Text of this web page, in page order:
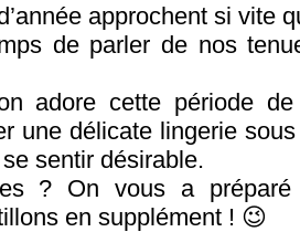
approchent si vite
de parler de nos
adore cette période
une délicate lingerie
sentir désirable.
? On vous a
en supplément ! 😉